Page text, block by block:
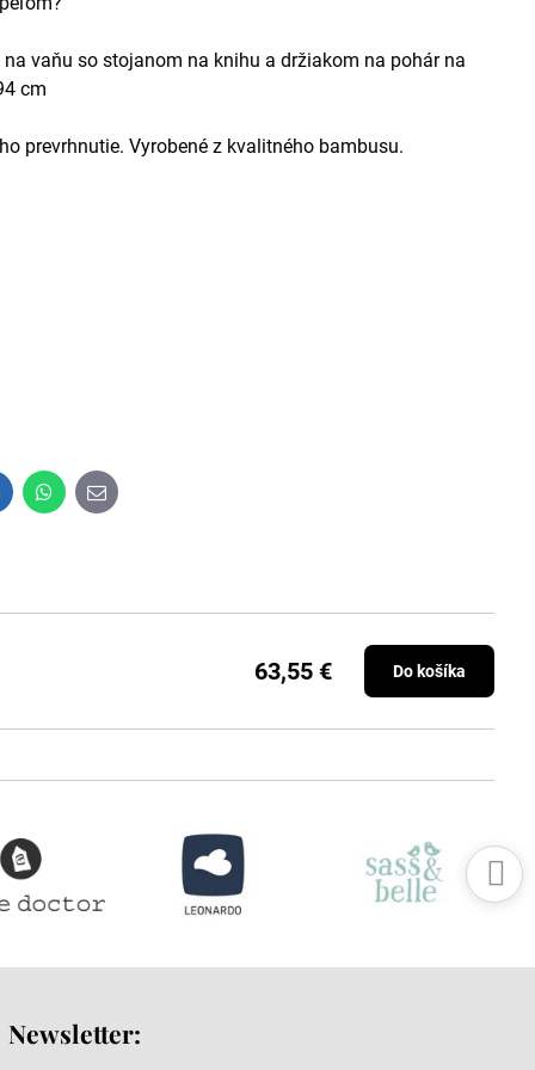
na vaňu so stojanom na knihu a držiakom na pohár na
cm
prevrhnutie. Vyrobené z kvalitného bambusu.
WhatsApp
E-
mail
63,55 € Do košíka
Newsletter: